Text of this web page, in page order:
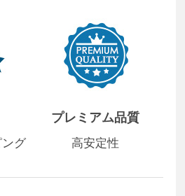
グ
プレミアム品質
高安定性